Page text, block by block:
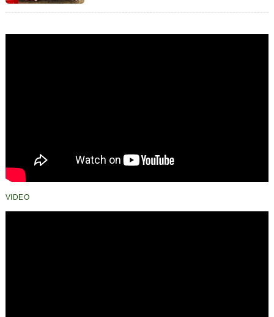
Anak SD
VIDEO